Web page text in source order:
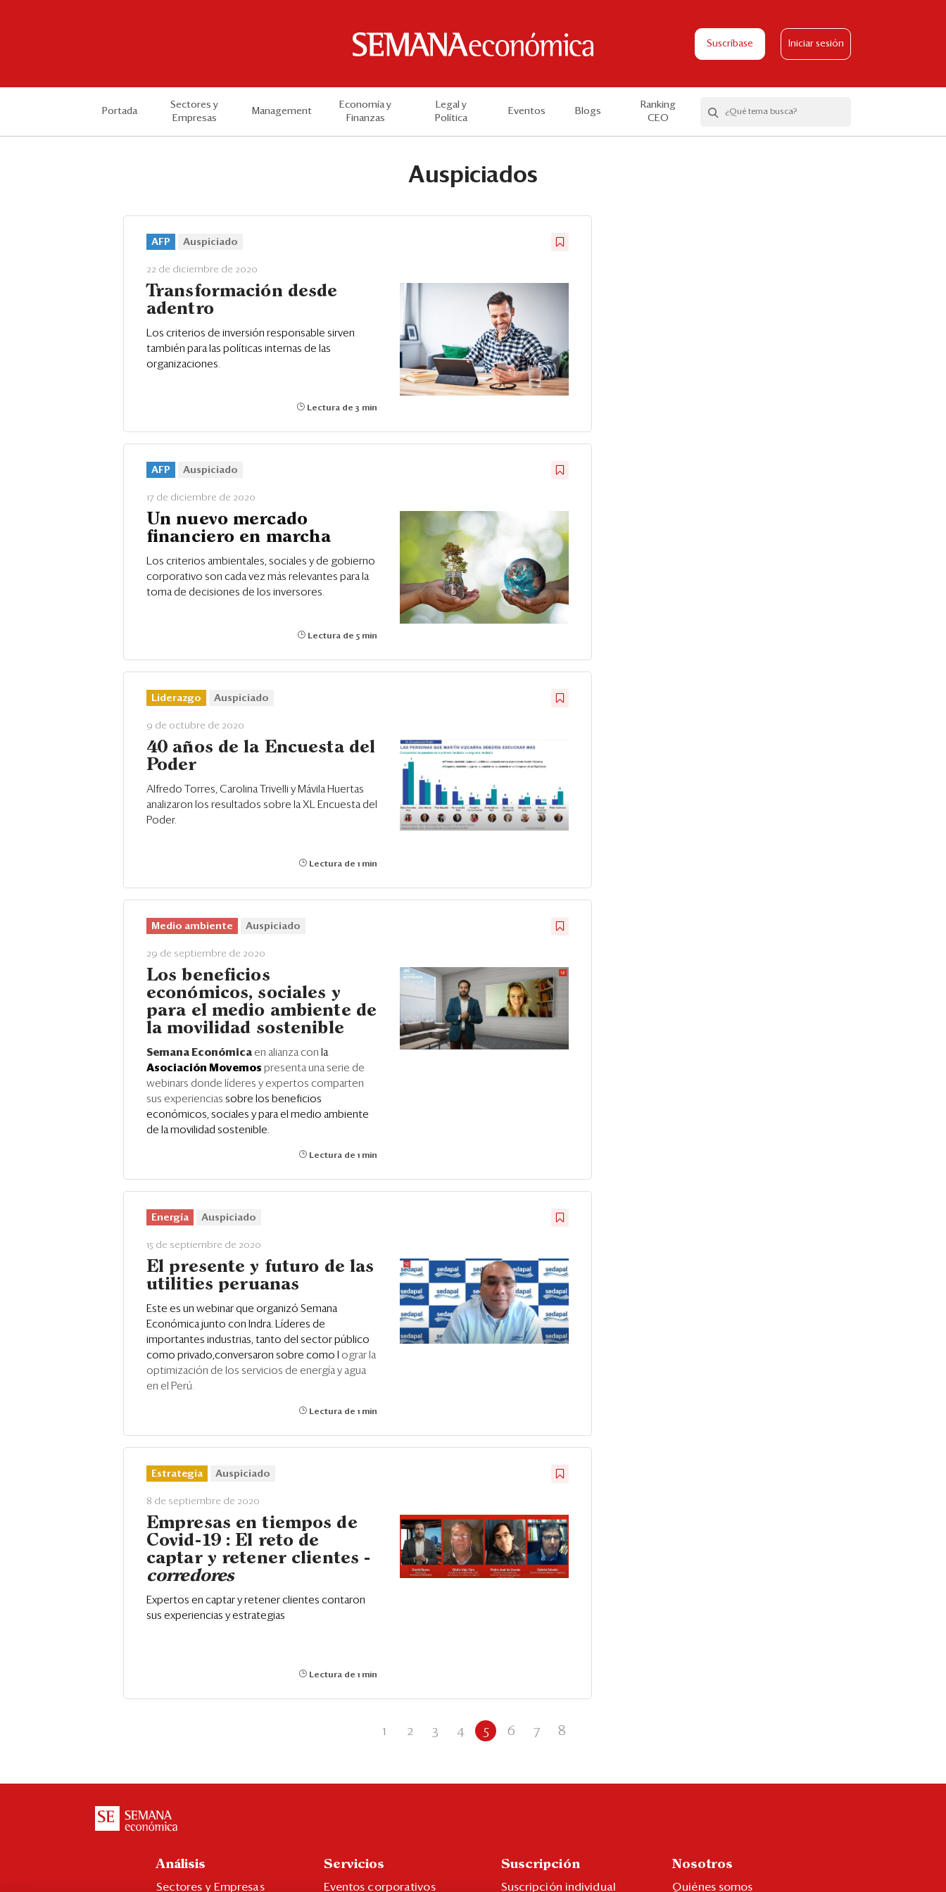
Suscríbase Iniciar sesión
Portada
Sectores y
Empresas
Management
Economía y
Finanzas
Legal y
Política
Eventos Blogs
Ranking
CEO
Auspiciados
AFP Auspiciado
22 de diciembre de 2020
Transformación desde
adentro
Los criterios de inversión responsable sirven
también para las políticas internas de las
organizaciones.
Lectura de 3 min
AFP Auspiciado
17 de diciembre de 2020
Un nuevo mercado
financiero en marcha
Los criterios ambientales, sociales y de gobierno
corporativo son cada vez más relevantes para la
toma de decisiones de los inversores.
Lectura de 5 min
Liderazgo Auspiciado
9 de octubre de 2020
40 años de la Encuesta del
Poder
Alfredo Torres, Carolina Trivelli y Mávila Huertas
analizaron los resultados sobre la XL Encuesta del
Poder.
Lectura de 1 min
Medio ambiente Auspiciado
29 de septiembre de 2020
Los beneficios
económicos, sociales y
para el medio ambiente de
la movilidad sostenible
Semana Económica en alianza con la
Asociación Movemos presenta una serie de
webinars donde líderes y expertos comparten
sus experiencias sobre los beneficios
económicos, sociales y para el medio ambiente
de la movilidad sostenible.
Lectura de 1 min
Energía Auspiciado
15 de septiembre de 2020
El presente y futuro de las
utilities peruanas
Este es un webinar que organizó Semana
Económica junto con Indra. Líderes de
importantes industrias, tanto del sector público
como privado,conversaron sobre como l ograr la
optimización de los servicios de energía y agua
en el Perú.
Lectura de 1 min
Estrategia Auspiciado
8 de septiembre de 2020
Empresas en tiempos de
Covid-19 : El reto de
captar y retener clientes -
corredores
Expertos en captar y retener clientes contaron
sus experiencias y estrategias
Lectura de 1 min
1 2 3 4 5 6 7 8
Análisis
Sectores y Empresas
Servicios
Eventos corporativos
Suscripción
Suscripción individual
Nosotros
Quiénes somos